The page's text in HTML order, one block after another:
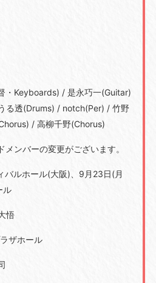
・ Keyboards) / 是永巧一(Guitar)
る透(Drums) / notch(Per) / 竹野
/ 高柳千野(Chorus)
ンバーの変更がございます。
バルホール(大阪) 9 月 23日(月
ル
悟
ザホール